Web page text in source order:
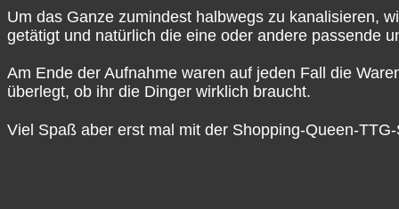
Um das Ganze zumindest halbwegs zu kanalisieren,
getätigt und natürlich die eine oder andere passende
Am Ende der Aufnahme waren auf jeden Fall die
überlegt, ob ihr die Dinger wirklich braucht.
Viel Spaß aber erst mal mit der Shopping-Queen-